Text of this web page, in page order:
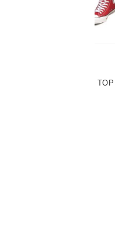
TOP